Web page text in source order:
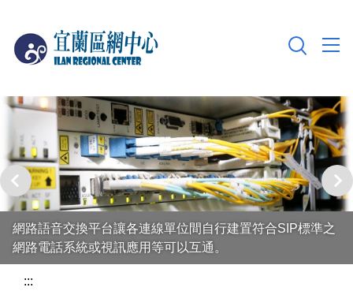
主
容
網路語音交換平台讓各連線單位間自行建置符合SIP標準之
網路電話系統或視訊應用等可以互通。
:::